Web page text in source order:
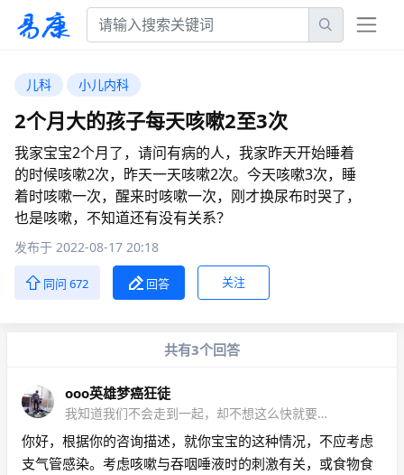
儿科 小儿内科
2个月大的孩子每天咳嗽2至3次
我家宝宝2个月了，请问有病的人，我家昨天开始睡着
的时候咳嗽2次，昨天一天咳嗽2次。今天咳嗽3次，睡
着时咳嗽一次，醒来时咳嗽一次，刚才换尿布时哭了，
也是咳嗽，不知道还有没有关系？
发布于 2022-08-17 20:18
同问 672 回答 关注
共有3个回答
oοο英雄梦癌狂徒
我知道我们不会走到一起，却不想这么快就要说再见
你好，根据你的咨询描述，就你宝宝的这种情况，不应考虑
支气管感染。考虑咳嗽与吞咽唾液时的刺激有关，或食物食